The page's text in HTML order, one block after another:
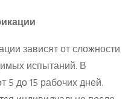
зависят от сложности
испытаний. В
5 до 15 рабочих дней.